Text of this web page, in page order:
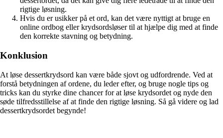
rigtige løsning.
Hvis du er usikker på et ord, kan det være nyttigt at bruge en
online ordbog eller krydsordsløser til at hjælpe dig med at finde
den korrekte stavning og betydning.
Konklusion
At løse dessertkrydsord kan være både sjovt og udfordrende. Ved at
forstå betydningen af ​​ordene, du leder efter, og bruge nogle tips og
tricks kan du styrke dine chancer for at løse krydsordet og nyde den
søde tilfredsstillelse af at finde den rigtige løsning. Så gå videre og lad
dessertkrydsordet begynde!